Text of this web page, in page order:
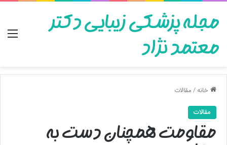
مجله پزشکی زیبایی دکتر
معتمد نژاد
خانه/مقالات
مقالات
مقاومت همچنان دست به